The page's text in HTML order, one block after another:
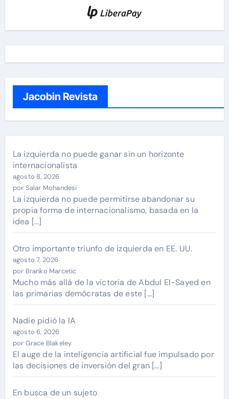
Jacobin Revista
La izquierda no puede ganar sin un horizonte
internacionalista
agosto 8, 2026
por Salar Mohandesi
La izquierda no puede permitirse abandonar su
propia forma de internacionalismo, basada en la
idea […]
Otro importante triunfo de izquierda en EE. UU.
agosto 7, 2026
por Branko Marcetic
Mucho más allá de la victoria de Abdul El-Sayed en
las primarias demócratas de este […]
Nadie pidió la IA
agosto 6, 2026
por Grace Blakeley
El auge de la inteligencia artificial fue impulsado por
las decisiones de inversión del gran […]
En busca de un sujeto